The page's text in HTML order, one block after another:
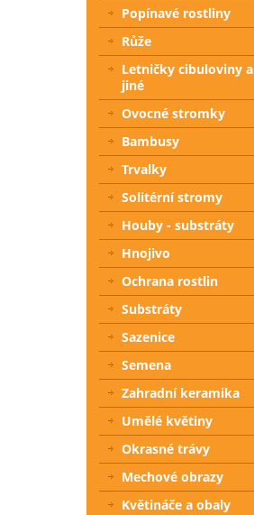
Popínavé rostliny
Růže
Letničky cibuloviny a
jiné
Ovocné stromky
Bambusy
Trvalky
Solitérní stromy
Houby - substráty
Hnojivo
Ochrana rostlin
Substráty
Sazenice
Semena
Zahradní keramika
Umělé květiny
Okrasné trávy
Mechové obrazy
Květináče a obaly